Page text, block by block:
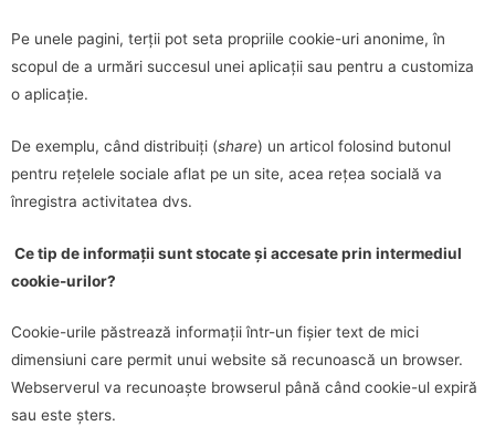
Pe unele pagini, terții pot seta propriile cookie-uri anonime, în
scopul de a urmări succesul unei aplicații sau pentru a customiza
o aplicație.
De exemplu, când distribuiți (share) un articol folosind butonul
pentru rețelele sociale aflat pe un site, acea rețea socială va
înregistra activitatea dvs.
Ce tip de informații sunt stocate și accesate prin intermediul
cookie-urilor?
Cookie-urile păstrează informații într-un fișier text de mici
dimensiuni care permit unui website să recunoască un browser.
Webserverul va recunoaște browserul până când cookie-ul expiră
sau este șters.